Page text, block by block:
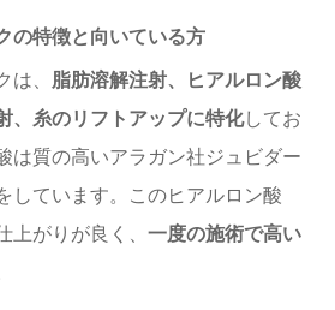
の特徴と向いている方
は、 脂肪溶解注射、ヒアルロン酸
、糸のリフトアップに特化してお
は質の高いアラガン社ジュビダー
しています。このヒアルロン酸
上がりが良く、 一度の施術で高い